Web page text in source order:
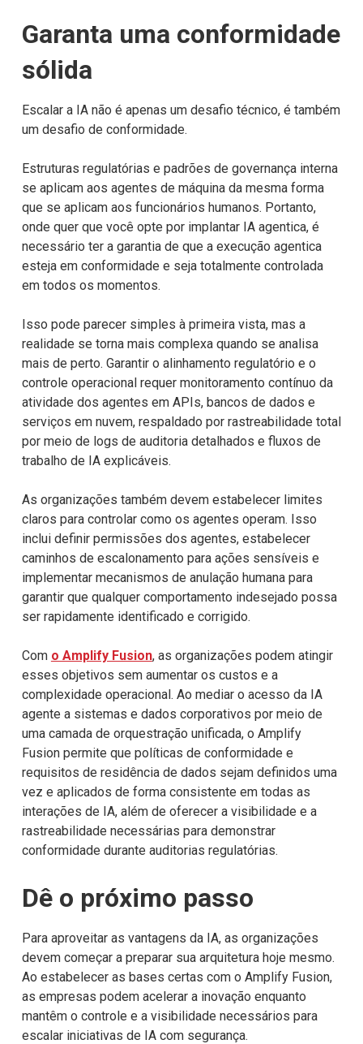
Garanta uma conformidade
sólida
Escalar a IA não é apenas um desafio técnico, é também
um desafio de conformidade.
Estruturas regulatórias e padrões de governança interna
se aplicam aos agentes de máquina da mesma forma
que se aplicam aos funcionários humanos. Portanto,
onde quer que você opte por implantar IA agentica, é
necessário ter a garantia de que a execução agentica
esteja em conformidade e seja totalmente controlada
em todos os momentos.
Isso pode parecer simples à primeira vista, mas a
realidade se torna mais complexa quando se analisa
mais de perto. Garantir o alinhamento regulatório e o
controle operacional requer monitoramento contínuo da
atividade dos agentes em APIs, bancos de dados e
serviços em nuvem, respaldado por rastreabilidade total
por meio de logs de auditoria detalhados e fluxos de
trabalho de IA explicáveis.
As organizações também devem estabelecer limites
claros para controlar como os agentes operam. Isso
inclui definir permissões dos agentes, estabelecer
caminhos de escalonamento para ações sensíveis e
implementar mecanismos de anulação humana para
garantir que qualquer comportamento indesejado possa
ser rapidamente identificado e corrigido.
Com o Amplify Fusion, as organizações podem atingir
esses objetivos sem aumentar os custos e a
complexidade operacional. Ao mediar o acesso da IA
agente a sistemas e dados corporativos por meio de
uma camada de orquestração unificada, o Amplify
Fusion permite que políticas de conformidade e
requisitos de residência de dados sejam definidos uma
vez e aplicados de forma consistente em todas as
interações de IA, além de oferecer a visibilidade e a
rastreabilidade necessárias para demonstrar
conformidade durante auditorias regulatórias.
Dê o próximo passo
Para aproveitar as vantagens da IA, as organizações
devem começar a preparar sua arquitetura hoje mesmo.
Ao estabelecer as bases certas com o Amplify Fusion,
as empresas podem acelerar a inovação enquanto
mantêm o controle e a visibilidade necessários para
escalar iniciativas de IA com segurança.